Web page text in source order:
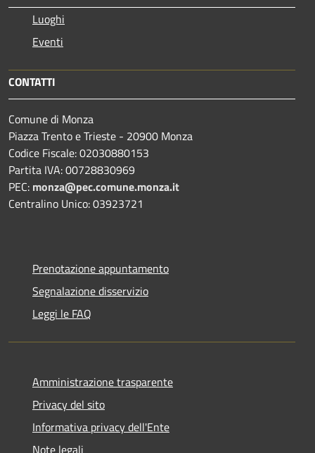
Luoghi
Eventi
CONTATTI
Comune di Monza
Piazza Trento e Trieste - 20900 Monza
Codice Fiscale: 02030880153
Partita IVA: 00728830969
PEC: monza@pec.comune.monza.it
Centralino Unico: 03923721
Prenotazione appuntamento
Segnalazione disservizio
Leggi le FAQ
Amministrazione trasparente
Privacy del sito
Informativa privacy dell'Ente
Note legali